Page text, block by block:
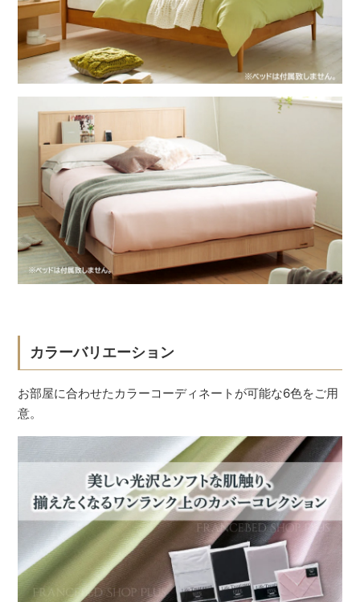
カラーバリエーション
お部屋に合わせたカラーコーディネートが可能な6色をご用
意。